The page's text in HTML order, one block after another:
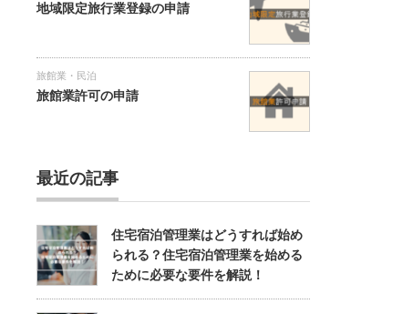
地域限定旅行業登録の申請
旅館業・民泊
旅館業許可の申請
最近の記事
住宅宿泊管理業はどうすれば始め
られる？住宅宿泊管理業を始める
ために必要な要件を解説！